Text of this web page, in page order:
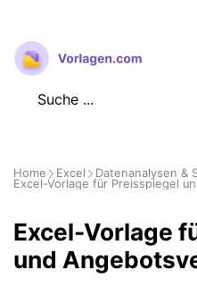
Zum
Inhalt
springen
Home Excel
Datenanalysen &
Excel-Vorlage für Preisspiegel
Excel-Vorlage
und